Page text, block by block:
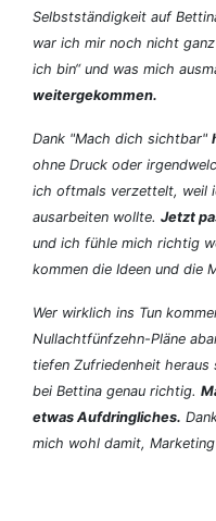
Selbstständigkeit auf
war ich mir noch nicht
ich bin“ und was mich
weitergekommen.
Dank "Mach dich sichtbar"
ohne Druck oder
ich oftmals verzettelt, weil
ausarbeiten wollte. Jetzt
und ich fühle mich richtig
kommen die Ideen und die
Wer wirklich ins Tun
Nullachtfünfzehn-Pläne
tiefen Zufriedenheit
bei Bettina genau richtig.
etwas Aufdringliches.
mich wohl damit,